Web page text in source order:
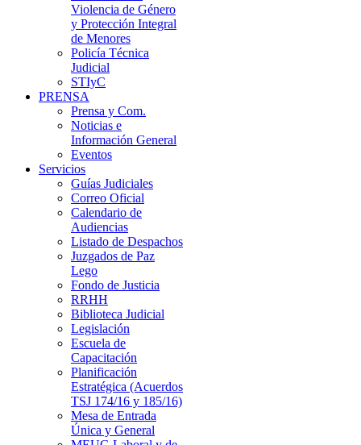
Violencia de Género
y Protección Integral
de Menores
Policía Técnica
Judicial
STIyC
PRENSA
Prensa y Com.
Noticias e
Información General
Eventos
Servicios
Guías Judiciales
Correo Oficial
Calendario de
Audiencias
Listado de Despachos
Juzgados de Paz
Lego
Fondo de Justicia
RRHH
Biblioteca Judicial
Legislación
Escuela de
Capacitación
Planificación
Estratégica (Acuerdos
TSJ 174/16 y 185/16)
Mesa de Entrada
Única y General